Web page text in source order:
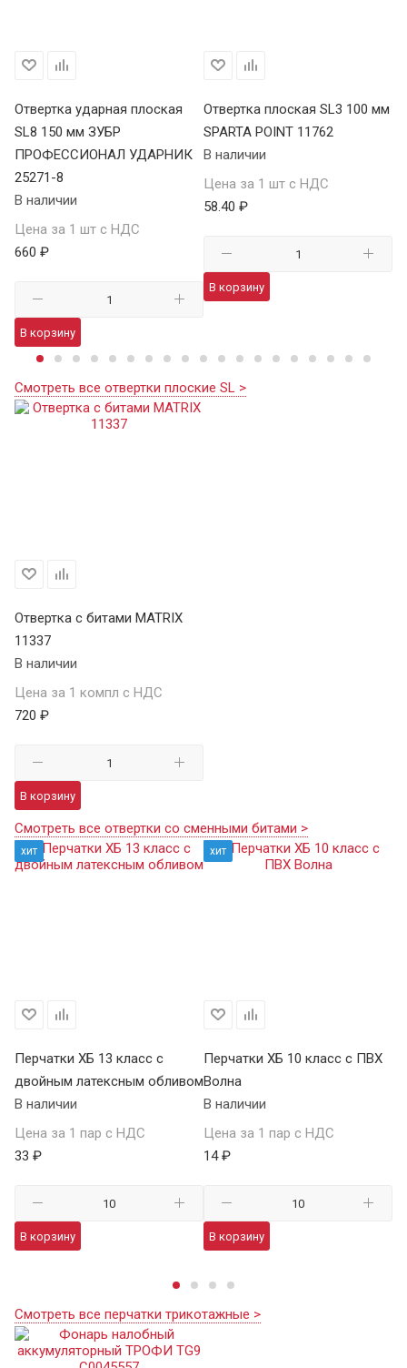
Отвертка ударная плоская
SL8 150 мм ЗУБР
ПРОФЕССИОНАЛ УДАРНИК
25271-8
В наличии
Цена за 1 шт с НДС
660 ₽
В корзину
Отвертка плоская SL3 100 мм
SPARTA POINT 11762
В наличии
Цена за 1 шт с НДС
58.40 ₽
В корзину
Смотреть все отвертки плоские SL >
Отвертка с битами MATRIX
11337
В наличии
Цена за 1 компл с НДС
720 ₽
В корзину
Смотреть все отвертки со сменными битами >
хит
Перчатки ХБ 13 класс с
двойным латексным обливом
В наличии
Цена за 1 пар с НДС
33 ₽
В корзину
хит
Перчатки ХБ 10 класс с ПВХ
Волна
В наличии
Цена за 1 пар с НДС
14 ₽
В корзину
Смотреть все перчатки трикотажные >